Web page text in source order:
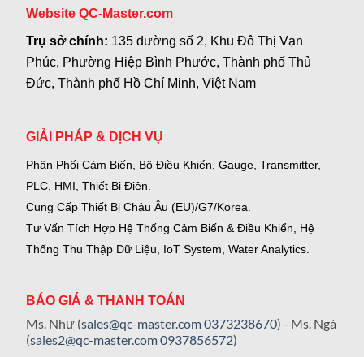
Website QC-Master.com
Trụ sở chính: 135 đường số 2, Khu Đô Thị Vạn
Phúc, Phường Hiệp Bình Phước, Thành phố Thủ
Đức, Thành phố Hồ Chí Minh, Việt Nam
GIẢI PHÁP & DỊCH VỤ
Phân Phối Cảm Biến, Bộ Điều Khiển, Gauge, Transmitter,
PLC, HMI, Thiết Bị Điện.
Cung Cấp Thiết Bị Châu Âu (EU)/G7/Korea.
Tư Vấn Tích Hợp Hệ Thống Cảm Biến & Điều Khiển, Hệ
Thống Thu Thập Dữ Liệu, IoT System, Water Analytics.
BÁO GIÁ & THANH TOÁN
Ms. Như (sales@qc-master.com0373238670) - Ms. Ngà
(sales2@qc-master.com0937856572)